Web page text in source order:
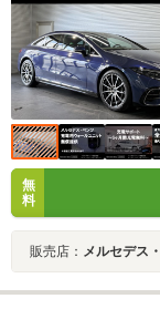
無
料
販売店： メルセデス